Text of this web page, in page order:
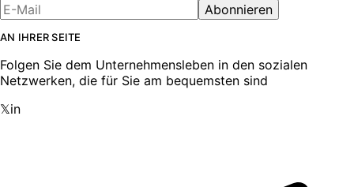
Abonnieren
AN IHRER SEITE
Folgen Sie dem Unternehmensleben in den sozialen
Netzwerken, die für Sie am bequemsten sind
𝕏in